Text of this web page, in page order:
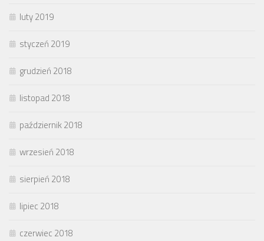
luty 2019
styczeń 2019
grudzień 2018
listopad 2018
październik 2018
wrzesień 2018
sierpień 2018
lipiec 2018
czerwiec 2018